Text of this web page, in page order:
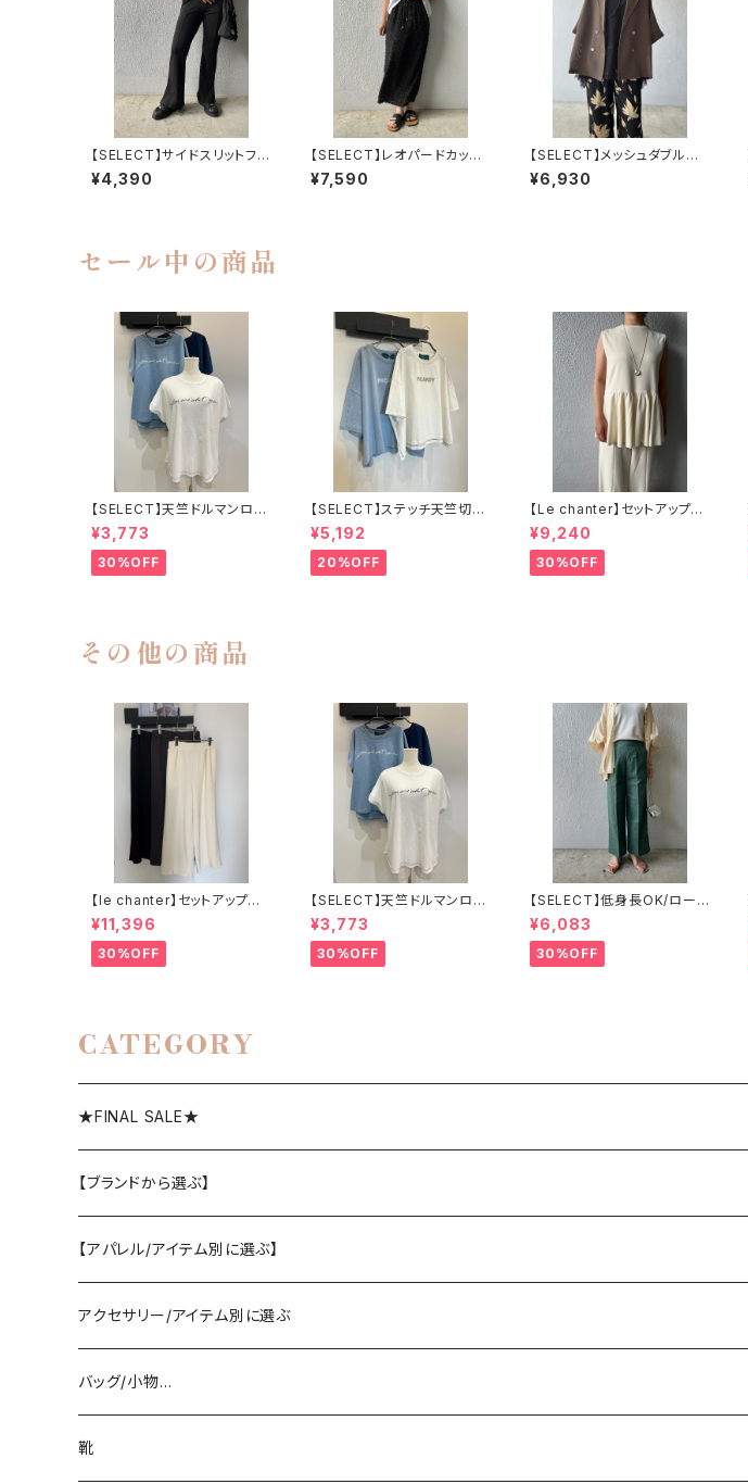
【SELECT】サイドスリットフレ
アレギンスパンツ
¥4,390
【SELECT】レオパードカット
ジャガードイージータイトスカ
ート
¥7,590
【SELECT】メッシュダブルジ
ャケット
¥6,930
セール中の商品
【SELECT】天竺ドルマンロゴ
Tシャツ
¥3,773
30%OFF
【SELECT】ステッチ天竺切り
替えワイドロゴT
¥5,192
20%OFF
【Le chanter】セットアップ可
カットジョーゼットペプラムトッ
プス
¥9,240
30%OFF
その他の商品
【le chanter】セットアップ可
カットジョーゼットセンタープ
レスイージーパンツ
¥11,396
30%OFF
【SELECT】天竺ドルマンロゴ
Tシャツ
¥3,773
30%OFF
【SELECT】低身長OK/ロール
ヘムコットンリネンパンツ
¥6,083
30%OFF
CATEGORY
★FINAL SALE★
【ブランドから選ぶ】
SELECT／ORIGINAL
PASSIONE/cafune
ヤマトドレス／dolly-sean／DONEEYU／他
lovint
【アパレル/アイテム別に選ぶ】
outer
coat/down
jacket/blouson
tops
knit/sweat/parker
bottom
アクセサリー/アイテム別に選ぶ
pierce/earring/ear cuff
necklace/top
バッグ/小物…
bag
靴